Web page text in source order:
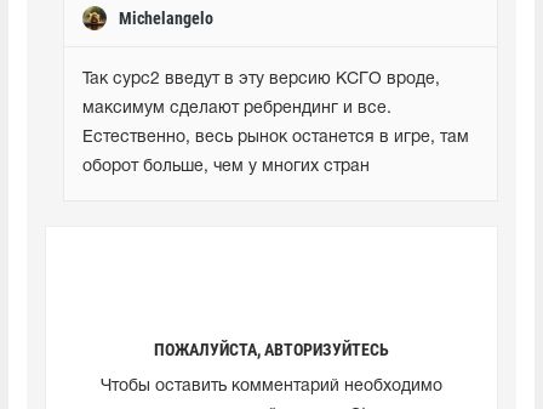
Michelangelo
Так сурс2 введут в эту версию КСГО вроде,
максимум сделают ребрендинг и все.
Естественно, весь рынок останется в игре, там
оборот больше, чем у многих стран
ПОЖАЛУЙСТА, АВТОРИЗУЙТЕСЬ
Чтобы оставить комментарий необходимо